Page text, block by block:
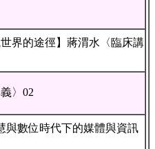
世界的途徑】蔣渭水〈臨床講
〉02
與數位時代下的媒體與資訊